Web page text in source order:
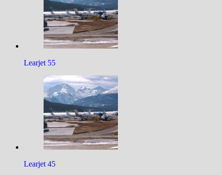
Learjet 55
Learjet 45